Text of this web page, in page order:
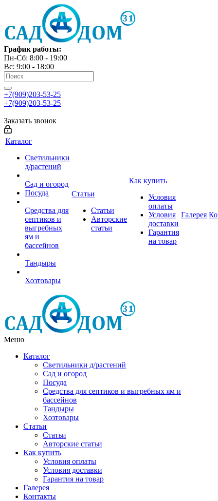
График работы:
Пн-Сб: 8:00 - 19:00
Вс: 9:00 - 18:00
+7(909)203-53-25
+7(909)203-53-25
Заказать звонок
Каталог
Светильники
д/растений
Сад и огород
Посуда
Средства для
септиков и
выгребных
ям и
бассейнов
Тандыры
Хозтовары
Статьи
Статьи
Авторские
статьи
Как купить
Условия
оплаты
Условия
доставки
Гарантия
на товар
Галерея
Меню
Каталог
Светильники д/растений
Сад и огород
Посуда
Средства для септиков и выгребных ям и
бассейнов
Тандыры
Хозтовары
Статьи
Статьи
Авторские статьи
Как купить
Условия оплаты
Условия доставки
Гарантия на товар
Галерея
Контакты